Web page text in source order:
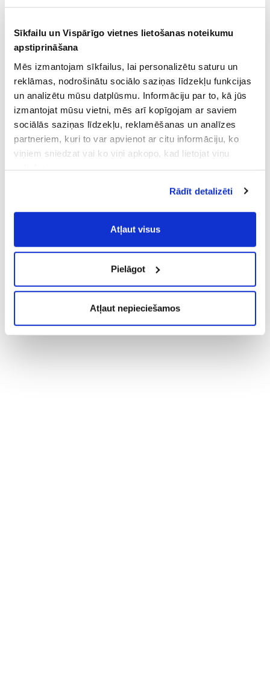
Sīkfailu un Vispārīgo vietnes lietošanas noteikumu
apstiprināšana
Mēs izmantojam sīkfailus, lai personalizētu saturu un
reklāmas, nodrošinātu sociālo saziņas līdzekļu funkcijas
un analizētu mūsu datplūsmu. Informāciju par to, kā jūs
izmantojat mūsu vietni, mēs arī kopīgojam ar saviem
sociālās saziņas līdzekļu, reklamēšanas un analīzes
partneriem, kuri to var apvienot ar citu informāciju, ko
viņiem sniedzat vai ko viņi apkopo, kad lietojat viņu
Vispārīgiem vietnes lietošanas
noteikumiem(saīsināti - VVLN).
Rādīt detalizēti
Atļaut visus
Pielāgot
Atļaut nepieciešamos